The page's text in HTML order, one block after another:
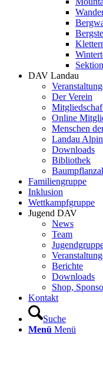
DAV Landau
Der Verein
Online
Menschen
Landau
Downloads
Bibliothek
Familiengruppe
Inklusion
Wettkampfgruppe
Jugend DAV
News
Team
Berichte
Downloads
Shop,
Kontakt
Suche
Menü Menü